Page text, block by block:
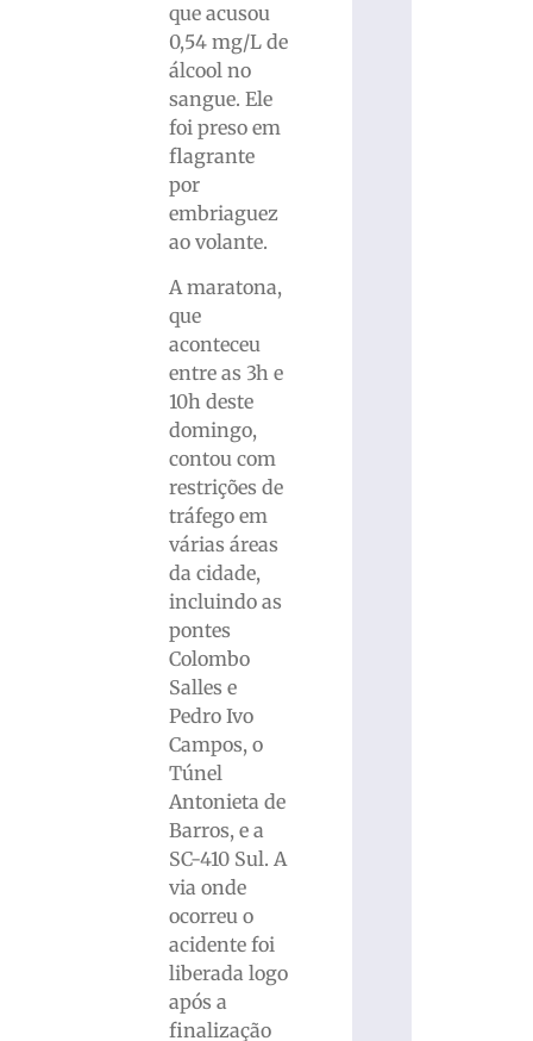
que acusou
0,54 mg/L de
álcool no
sangue. Ele
foi preso em
flagrante
por
embriaguez
ao volante.
A maratona,
que
aconteceu
entre as 3h e
10h deste
domingo,
contou com
restrições de
tráfego em
várias áreas
da cidade,
incluindo as
pontes
Colombo
Salles e
Pedro Ivo
Campos, o
Túnel
Antonieta de
Barros, e a
SC-410 Sul. A
via onde
ocorreu o
acidente foi
liberada logo
após a
finalização